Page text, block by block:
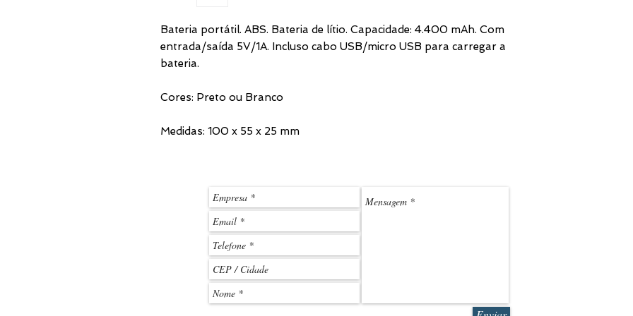
Bateria portátil. ABS. Bateria de lítio. Capacidade: 4.400 mAh. Com
entrada/saída 5V/1A. Incluso cabo USB/micro USB para carregar a
bateria.
Cores: Preto ou Branco
Medidas: 100 x 55 x 25 mm